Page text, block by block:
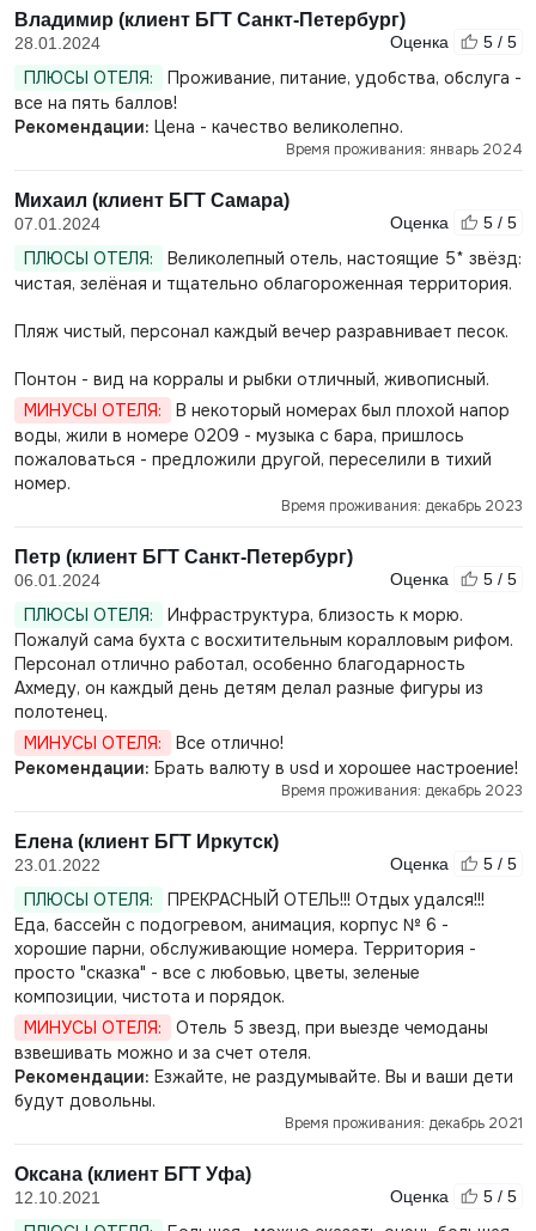
Владимир (клиент БГТ Санкт-Петербург)
28.01.2024 Оценка 5 / 5
ПЛЮСЫ ОТЕЛЯ:
Проживание, питание, удобства, обслуга -
все на пять баллов!
Рекомендации: Цена - качество великолепно.
Время проживания: январь 2024
Михаил (клиент БГТ Самара)
07.01.2024 Оценка 5 / 5
ПЛЮСЫ ОТЕЛЯ:
Великолепный отель, настоящие 5* звёзд:
чистая, зелёная и тщательно облагороженная территория.
Пляж чистый, персонал каждый вечер разравнивает песок.
Понтон - вид на корралы и рыбки отличный, живописный.
МИНУСЫ ОТЕЛЯ:
В некоторый номерах был плохой напор
воды, жили в номере 0209 - музыка с бара, пришлось
пожаловаться - предложили другой, переселили в тихий
номер.
Время проживания: декабрь 2023
Петр (клиент БГТ Санкт-Петербург)
06.01.2024 Оценка 5 / 5
ПЛЮСЫ ОТЕЛЯ:
Инфраструктура, близость к морю.
Пожалуй сама бухта с восхитительным коралловым рифом.
Персонал отлично работал, особенно благодарность
Ахмеду, он каждый день детям делал разные фигуры из
полотенец.
МИНУСЫ ОТЕЛЯ:
Все отлично!
Рекомендации: Брать валюту в usd и хорошее настроение!
Время проживания: декабрь 2023
Елена (клиент БГТ Иркутск)
23.01.2022 Оценка 5 / 5
ПЛЮСЫ ОТЕЛЯ:
ПРЕКРАСНЫЙ ОТЕЛЬ!!! Отдых удался!!!
Еда, бассейн с подогревом, анимация, корпус № 6 -
хорошие парни, обслуживающие номера. Территория -
просто "сказка" - все с любовью, цветы, зеленые
композиции, чистота и порядок.
МИНУСЫ ОТЕЛЯ:
Отель 5 звезд, при выезде чемоданы
взвешивать можно и за счет отеля.
Рекомендации: Езжайте, не раздумывайте. Вы и ваши дети
будут довольны.
Время проживания: декабрь 2021
Оксана (клиент БГТ Уфа)
12.10.2021 Оценка 5 / 5